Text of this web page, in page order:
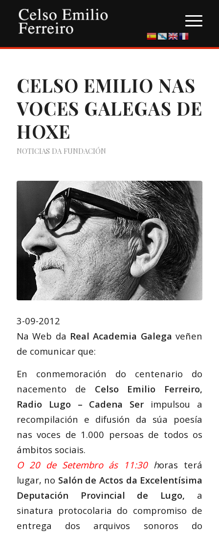
CELSO EMILIO NAS
VOCES GALEGAS DE
HOXE
NOTICIAS DA FUNDACIÓN
3-09-2012
Na Web da Real Academia Galega veñen
de comunicar que:
En conmemoración do centenario do
nacemento de Celso Emilio Ferreiro,
Radio Lugo – Cadena Ser impulsou a
recompilación e difusión da súa poesía
nas voces de 1.000 persoas de todos os
ámbitos sociais.
O 20 de Setembro ás 11:30horas terá
lugar, no Salón de Actos da Excelentísima
Deputación Provincial de Lugo, a
sinatura protocolaria do compromiso de
entrega dos arquivos sonoros do